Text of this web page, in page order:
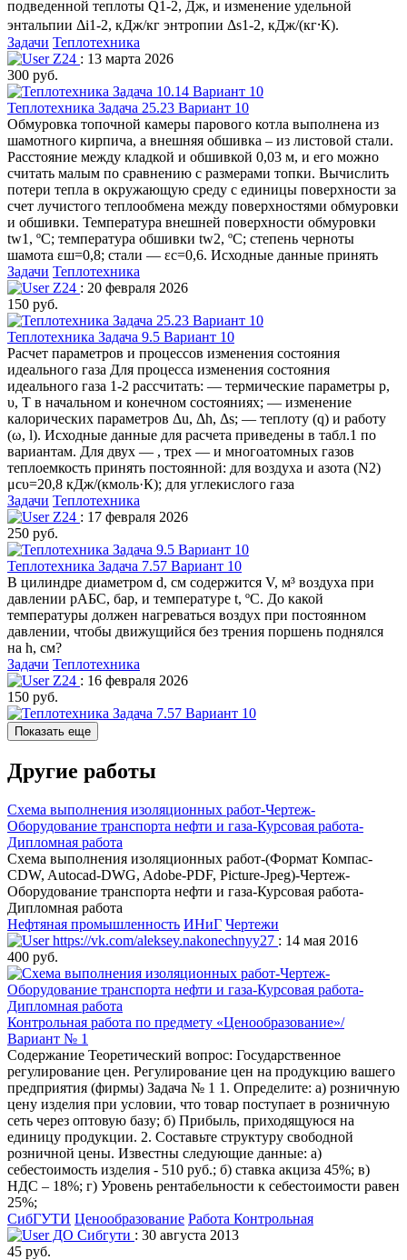
подведенной теплоты Q1-2, Дж, и изменение удельной
энтальпии Δi1-2, кДж/кг энтропии Δs1-2, кДж/(кг⸱К).
Задачи Теплотехника
Z24 : 13 марта 2026
300 руб.
Теплотехника Задача 25.23 Вариант 10
Обмуровка топочной камеры парового котла выполнена из
шамотного кирпича, а внешняя обшивка – из листовой стали.
Расстояние между кладкой и обшивкой 0,03 м, и его можно
считать малым по сравнению с размерами топки. Вычислить
потери тепла в окружающую среду с единицы поверхности за
счет лучистого теплообмена между поверхностями обмуровки
и обшивки. Температура внешней поверхности обмуровки
tw1, ºC; температура обшивки tw2, ºC; степень черноты
шамота εш=0,8; стали — εс=0,6. Исходные данные принять
Задачи Теплотехника
Z24 : 20 февраля 2026
150 руб.
Теплотехника Задача 9.5 Вариант 10
Расчет параметров и процессов изменения состояния
идеального газа Для процесса изменения состояния
идеального газа 1-2 рассчитать: — термические параметры р,
υ, Т в начальном и конечном состояниях; — изменение
калорических параметров Δu, Δh, Δs; — теплоту (q) и работу
(ω, l). Исходные данные для расчета приведены в табл.1 по
вариантам. Для двух — , трех — и многоатомных газов
теплоемкость принять постоянной: для воздуха и азота (N2)
μcυ=20,8 кДж/(кмоль·К); для углекислого газа
Задачи Теплотехника
Z24 : 17 февраля 2026
250 руб.
Теплотехника Задача 7.57 Вариант 10
В цилиндре диаметром d, см содержится V, м³­ воздуха при
давлении рАБС, бар, и температуре t, ºC. До какой
температуры должен нагреваться воздух при постоянном
давлении, чтобы движущийся без трения поршень поднялся
на h, см?
Задачи Теплотехника
Z24 : 16 февраля 2026
150 руб.
Показать еще
Другие работы
Схема выполнения изоляционных работ-Чертеж-
Оборудование транспорта нефти и газа-Курсовая работа-
Дипломная работа
Схема выполнения изоляционных работ-(Формат Компас-
CDW, Autocad-DWG, Adobe-PDF, Picture-Jpeg)-Чертеж-
Оборудование транспорта нефти и газа-Курсовая работа-
Дипломная работа
Нефтяная промышленность ИНиГ Чертежи
https://vk.com/aleksey.nakonechnyy27 : 14 мая 2016
400 руб.
Контрольная работа по предмету «Ценообразование»/
Вариант № 1
Содержание Теоретический вопрос: Государственное
регулирование цен. Регулирование цен на продукцию вашего
предприятия (фирмы) Задача № 1 1. Определите: а) розничную
цену изделия при условии, что товар поступает в розничную
сеть через оптовую базу; б) Прибыль, приходящуюся на
единицу продукции. 2. Составьте структуру свободной
розничной цены. Известны следующие данные: а)
себестоимость изделия - 510 руб.; б) ставка акциза 45%; в)
НДС – 18%; г) Уровень рентабельности к себестоимости равен
25%;
СибГУТИ Ценообразование Работа Контрольная
ДО Сибгути : 30 августа 2013
45 руб.